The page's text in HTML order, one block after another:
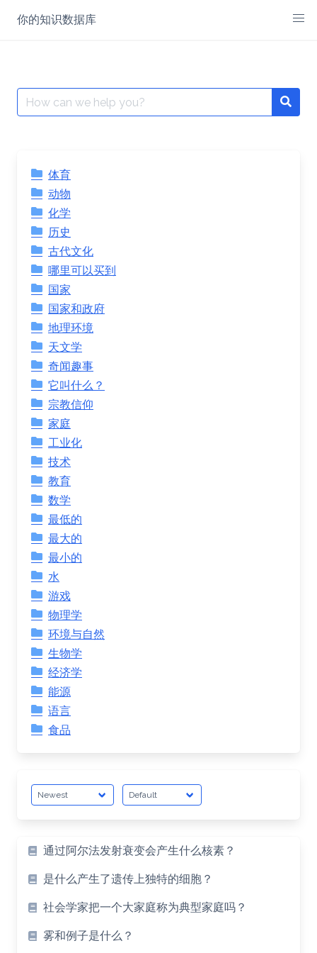
你的知识数据库
Search
for:
体育
动物
化学
历史
古代文化
哪里可以买到
国家
国家和政府
地理环境
天文学
奇闻趣事
它叫什么？
宗教信仰
家庭
工业化
技术
教育
数学
最低的
最大的
最小的
水
游戏
物理学
环境与自然
生物学
经济学
能源
语言
食品
通过阿尔法发射衰变会产生什么核素？
是什么产生了遗传上独特的细胞？
社会学家把一个大家庭称为典型家庭吗？
雾和例子是什么？